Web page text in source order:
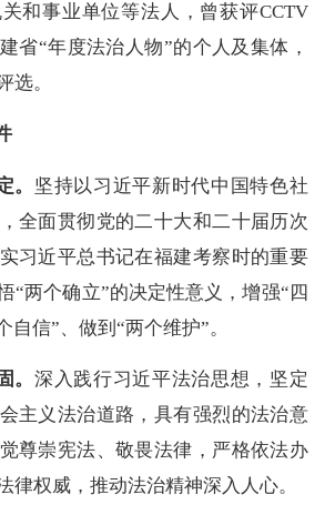
和事业单位等法人，曾获评CCTV
省“年度法治人物”的个人及集体，
选。
。 坚持以习近平新时代中国特色社
全面贯彻党的二十大和二十届历次
习近平总书记在福建考察时的重要
“两个确立”的决定性意义，增强“四
自信”、做到“两个维护”。
。 深入践行习近平法治思想，坚定
主义法治道路，具有强烈的法治意
尊崇宪法、敬畏法律，严格依法办
律权威，推动法治精神深入人心。